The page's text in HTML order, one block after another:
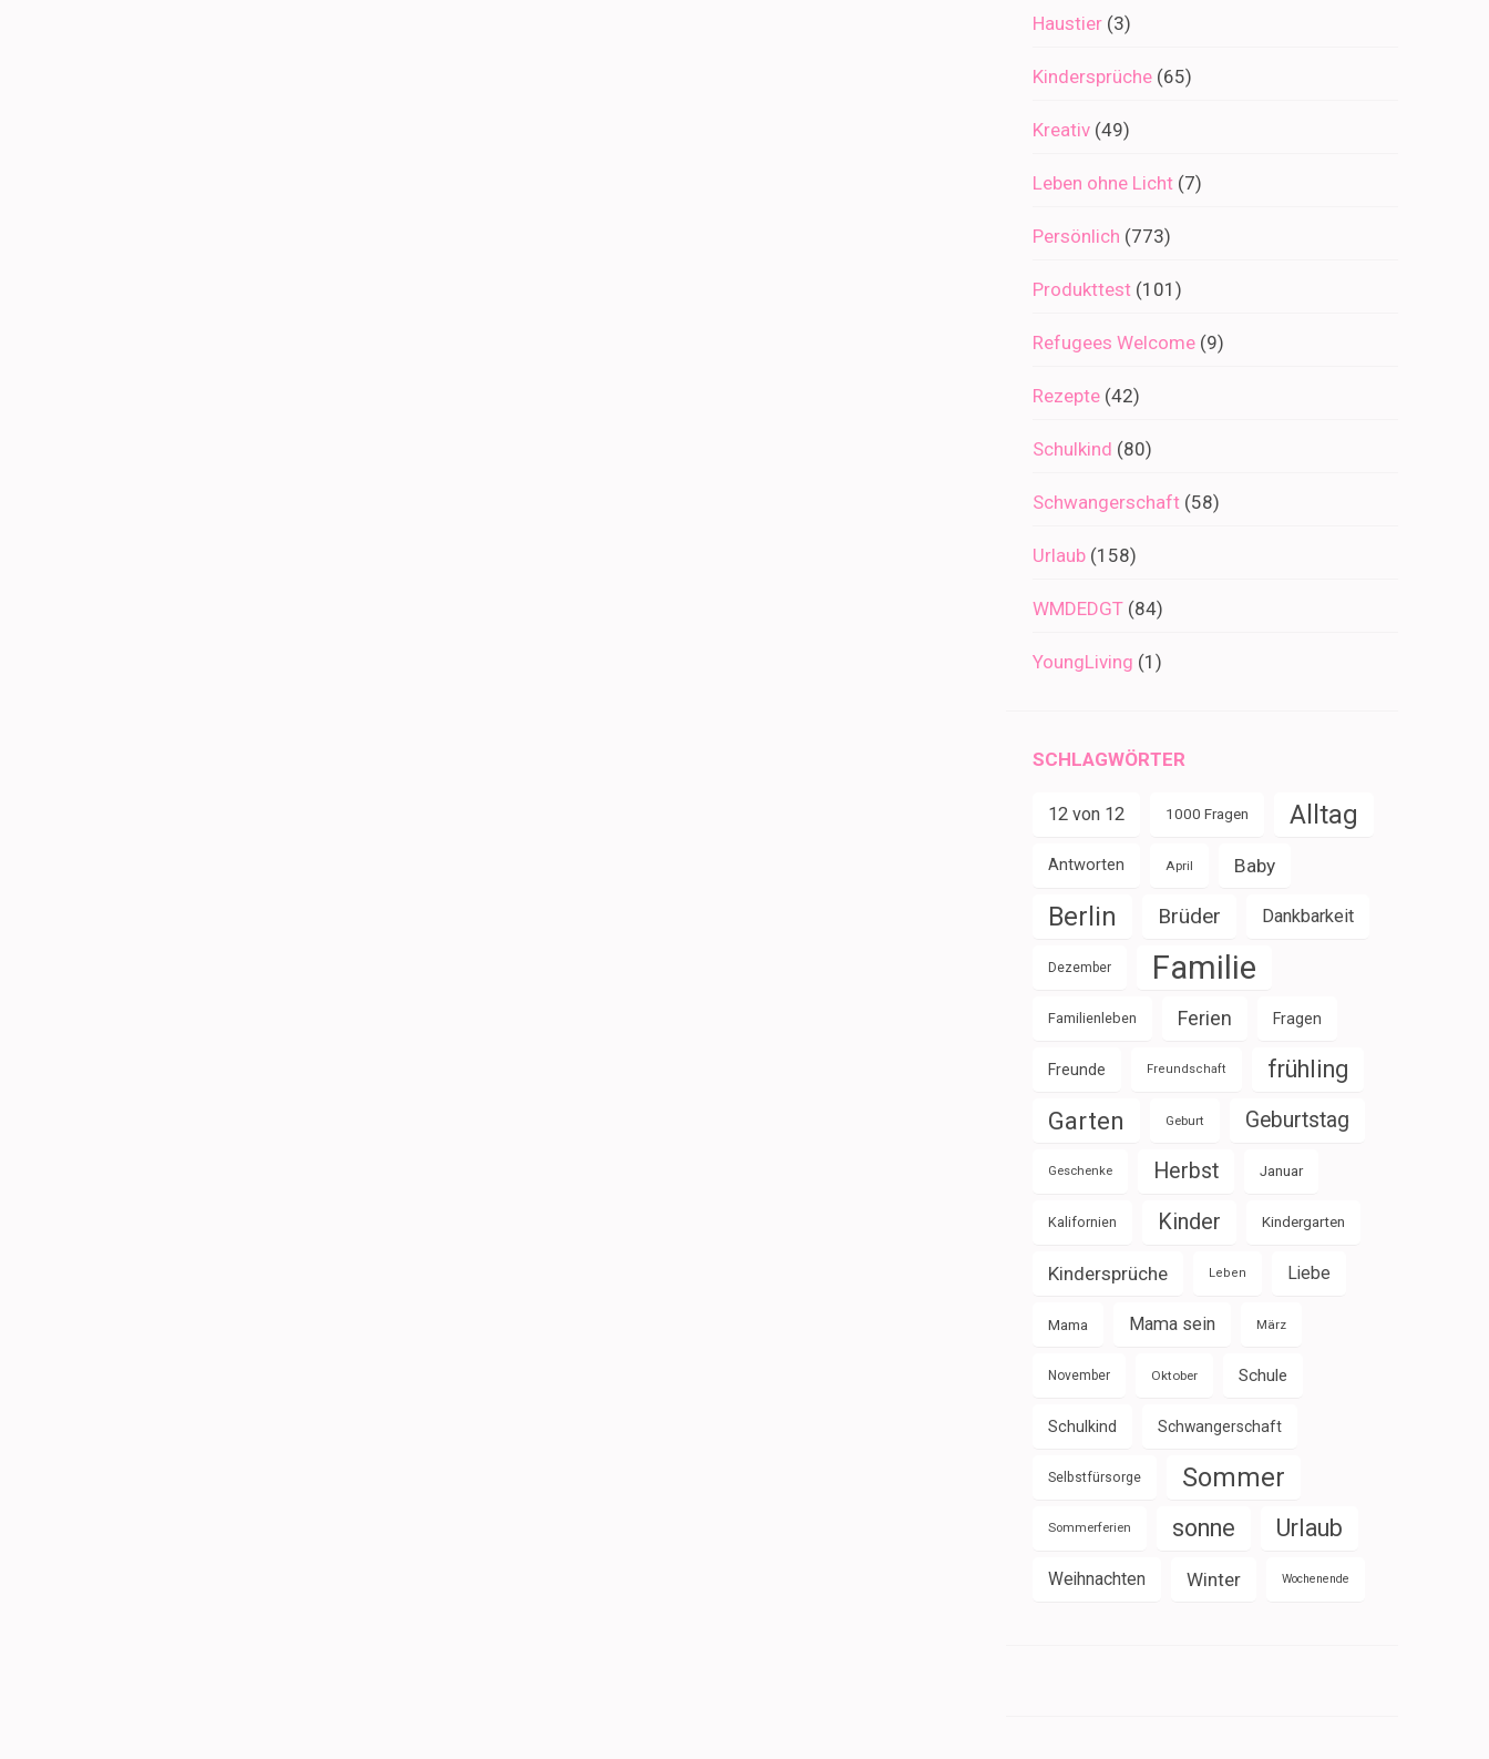
Haustier (3)
Kindersprüche (65)
Kreativ (49)
Leben ohne Licht (7)
Persönlich (773)
Produkttest (101)
Refugees Welcome (9)
Rezepte (42)
Schulkind (80)
Schwangerschaft (58)
Urlaub (158)
WMDEDGT (84)
YoungLiving (1)
SCHLAGWÖRTER
12 von 12 1000 Fragen Alltag
Antworten April Baby
Berlin Brüder Dankbarkeit
Dezember Familie
Familienleben Ferien Fragen
Freunde Freundschaft frühling
Garten Geburt Geburtstag
Geschenke Herbst Januar
Kalifornien Kinder Kindergarten
Kindersprüche Leben Liebe
Mama Mama sein März
November Oktober Schule
Schulkind Schwangerschaft
Selbstfürsorge Sommer
Sommerferien sonne Urlaub
Weihnachten Winter Wochenende